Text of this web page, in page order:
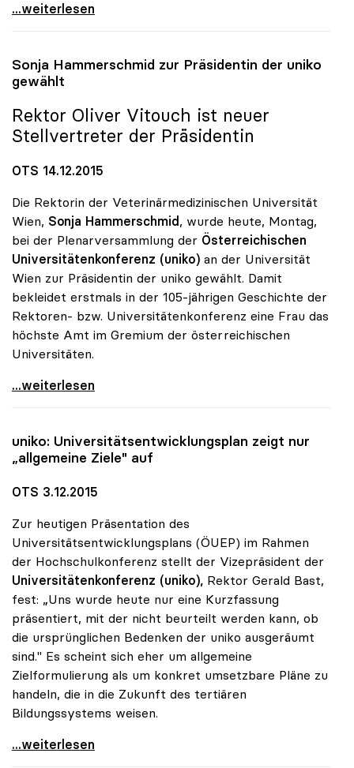
Universitäten drängen weiter auf
...weiterlesen
Sonja Hammerschmid zur Präsidentin der uniko
gewählt
Rektor Oliver Vitouch ist neuer
Stellvertreter der Präsidentin
OTS 14.12.2015
Die Rektorin der Veterinärmedizinischen Universität
Wien, Sonja Hammerschmid, wurde heute, Montag,
bei der Plenarversammlung der Österreichischen
Universitätenkonferenz (uniko) an der Universität
Wien zur Präsidentin der uniko gewählt. Damit
bekleidet erstmals in der 105-jährigen Geschichte der
Rektoren- bzw. Universitätenkonferenz eine Frau das
höchste Amt im Gremium der österreichischen
Universitäten.
Sonja Hammerschmid zur Präsidentin der uniko
...weiterlesen
uniko: Universitätsentwicklungsplan zeigt nur
„allgemeine Ziele" auf
OTS 3.12.2015
Zur heutigen Präsentation des
Universitätsentwicklungsplans (ÖUEP) im Rahmen
der Hochschulkonferenz stellt der Vizepräsident der
Universitätenkonferenz (uniko), Rektor Gerald Bast,
fest: „Uns wurde heute nur eine Kurzfassung
präsentiert, mit der nicht beurteilt werden kann, ob
die ursprünglichen Bedenken der uniko ausgeräumt
sind." Es scheint sich eher um allgemeine
Zielformulierung als um konkret umsetzbare Pläne zu
handeln, die in die Zukunft des tertiären
Bildungssystems weisen.
uniko: Universitätsentwicklungsplan zeigt nur
...weiterlesen